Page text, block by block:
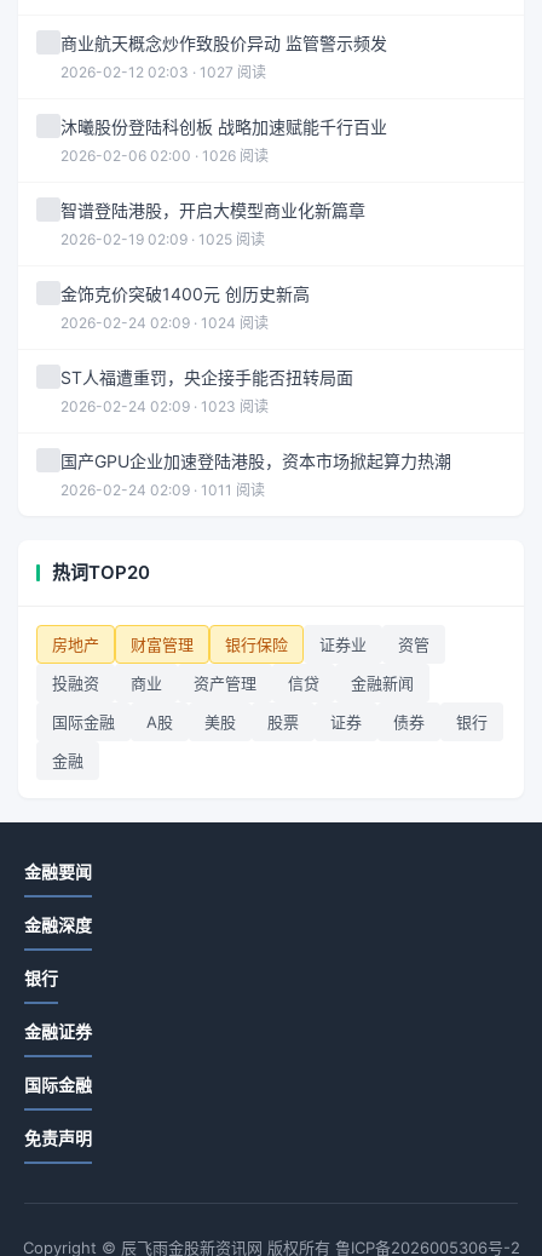
商业航天概念炒作致股价异动 监管警示频发
2026-02-12 02:03 · 1027 阅读
沐曦股份登陆科创板 战略加速赋能千行百业
2026-02-06 02:00 · 1026 阅读
智谱登陆港股，开启大模型商业化新篇章
2026-02-19 02:09 · 1025 阅读
金饰克价突破1400元 创历史新高
2026-02-24 02:09 · 1024 阅读
ST人福遭重罚，央企接手能否扭转局面
2026-02-24 02:09 · 1023 阅读
国产GPU企业加速登陆港股，资本市场掀起算力热潮
2026-02-24 02:09 · 1011 阅读
热词TOP20
房地产 财富管理 银行保险 证券业
资管
投融资
商业 资产管理 信贷
金融新闻
国际金融
A股 美股 股票 证券 债券
银行
金融
金融要闻
金融深度
银行
金融证券
国际金融
免责声明
Copyright © 辰飞雨金股新资讯网 版权所有 鲁ICP备2026005306号-2